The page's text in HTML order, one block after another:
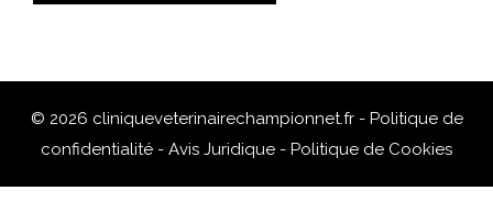
© 2026 cliniqueveterinairechampionnet.fr - Politique de
confidentialité - Avis Juridique - Politique de Cookies